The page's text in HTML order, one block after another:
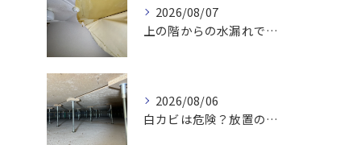
2026/08/07
上の階からの水漏れでカビ｜対処法と業者
2026/08/06
白カビは危険？放置のリスクと取り方